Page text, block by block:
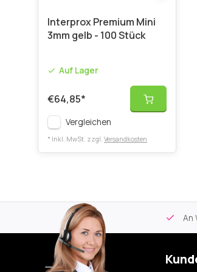
Interprox Premium Mini
3mm gelb - 100 Stück
Auf Lager
€64,85*
Vergleichen
* Inkl. MwSt. zzgl. Versandkosten
Kostenloser Versand An